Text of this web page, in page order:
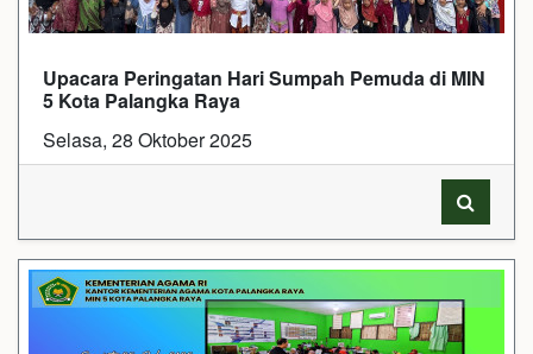
Upacara Peringatan Hari Sumpah Pemuda di MIN
5 Kota Palangka Raya
Selasa, 28 Oktober 2025